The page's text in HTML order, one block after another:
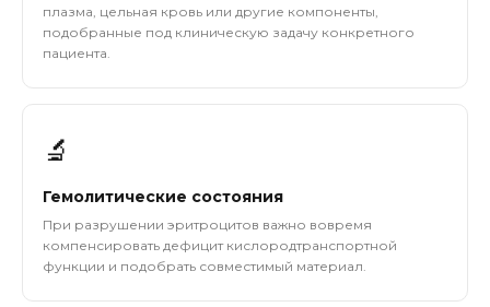
плазма, цельная кровь или другие компоненты,
подобранные под клиническую задачу конкретного
пациента.
🔬
Гемолитические состояния
При разрушении эритроцитов важно вовремя
компенсировать дефицит кислородтранспортной
функции и подобрать совместимый материал.